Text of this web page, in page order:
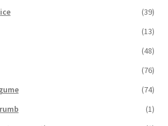
(39)
(13)
(48)
(76)
(74)
(1)